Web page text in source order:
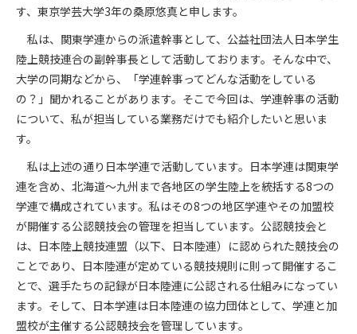
す、東京学芸大学3年の桑原悠真と申します。
私は、関東学連からの派遣幹事として、公益社団法人日本学生
陸上競技連合の副幹事長として活動しております。そんな中で、
大学の同期などから、「学連幹事ってどんな活動をしている
の？」聞かれることがあります。そこで今回は、学連幹事の活動
について、私が担当している業務だけでも紹介したいと思いま
す。
私は上述の通り日本学連で活動しています。日本学連は関東学
連を含め、北海道〜九州まで各地区の学生陸上を統括する8つの
学連で構成されています。私はその8つの地区学連やその加盟校
が開催する公認競技会の管理を担当しています。公認競技会と
は、日本陸上競技連盟（以下、日本陸連）に認められた競技会の
ことであり、日本陸連が定めている競技規則に則って開催するこ
とで、選手たちの記録が日本陸連に公認される仕組みになってい
ます。そして、日本学連は日本陸連の協力団体として、学連と加
盟校が主催する公認競技会を管理しています。